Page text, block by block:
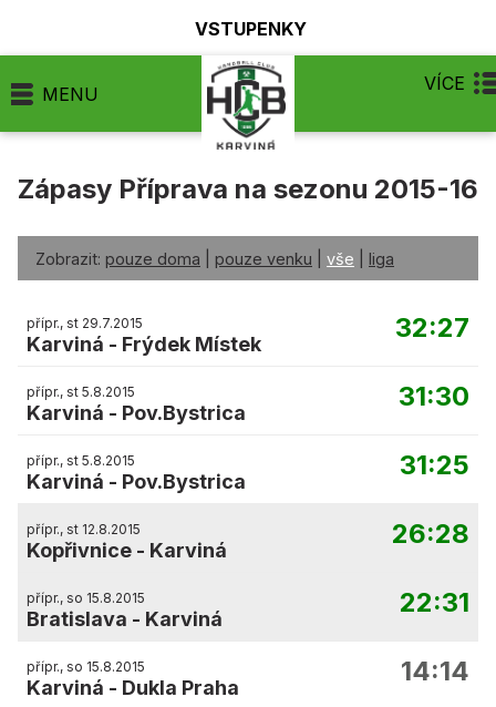
VSTUPENKY
MENU VÍCE
Zápasy Příprava na sezonu 2015-16
Zobrazit: pouze doma pouze venku vše liga
přípr., st 29.7.2015
Karviná - Frýdek Místek
32:27
přípr., st 5.8.2015
Karviná - Pov.Bystrica
31:30
přípr., st 5.8.2015
Karviná - Pov.Bystrica
31:25
přípr., st 12.8.2015
Kopřivnice - Karviná
26:28
přípr., so 15.8.2015
Bratislava - Karviná
22:31
přípr., so 15.8.2015
Karviná - Dukla Praha
14:14